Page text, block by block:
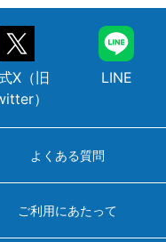
X（旧
）
LINE
よくある質問
ご利用にあたって